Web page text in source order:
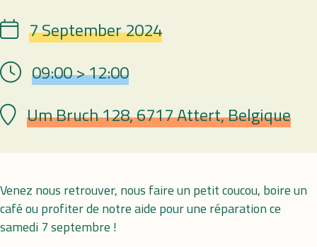
Date 7 September 2024
Hour 09:00 > 12:00
Lieu Um Bruch 128, 6717 Attert, Belgique
Venez nous retrouver, nous faire un petit coucou, boire un
café ou profiter de notre aide pour une réparation ce
samedi 7 septembre !